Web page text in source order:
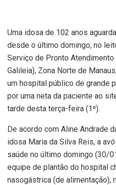
Uma idosa de 102 anos
desde o último domingo, no
Serviço de Pronto
Galileia), Zona Norte de
um hospital público de grande
por uma neta da paciente ao
tarde desta terça-feira (1º).
De acordo com Aline Andrade
idosa Maria da Silva Reis, a
saúde no último domingo (30/
equipe de plantão do hospital
nasogástrica (de alimentação),